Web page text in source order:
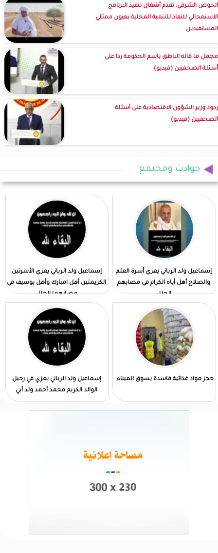
الحوض الشرقي: تقدم أشغال تنفيذ البرنامج
الاستعجالي للنفاذ للتنمية المحلية بعيون ممثلي
المستفيدين
مجمل ما قاله الناطق باسم الحكومة ردا على
أسئلة الصحفيين (فيديو)
ردود وزير الشؤون الاقتصادية على أسئلة
الصحفيين (فيديو)
حوادث ومجتمع
إسماعيل ولد الرباني يعزي أسرة العلم
والصلاح أهل أباه الكرام في مصابهم
الجلل
إسماعيل ولد الرباني يعزي الأسرتين
الكريمتين أهل امبارك وأهل بوسيف في
مصابهما الجلل
حجز مواد غذائية فاسدة بسوق الميناء
إسماعيل ولد الرباني يعزي في رحيل
الوالد الكريم محمد أحمد ولد أبي